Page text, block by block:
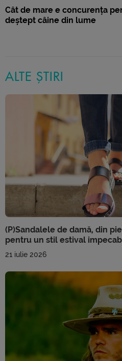
Cât de mare e concurența
deștept câine din lume
ALTE ȘTIRI
(P)Sandalele de damă, din
pentru un stil estival
21 iulie 2026